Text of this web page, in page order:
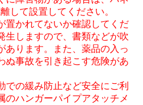
して設置してください。
置かれてないか確認してくだ
生しますので、書類などが吹
あります。また、薬品の入っ
ぬ事故を引き起こす危険があ
での緩み防止など安全にご利
のハンガーパイプアタッチメ